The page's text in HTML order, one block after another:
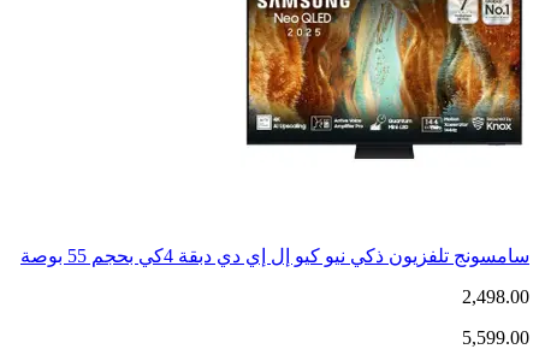
سامسونج تلفزيون ذكي نيو كيو إل إي دي دبقة 4كي بحجم 55 بوصة
2,498.00
5,599.00